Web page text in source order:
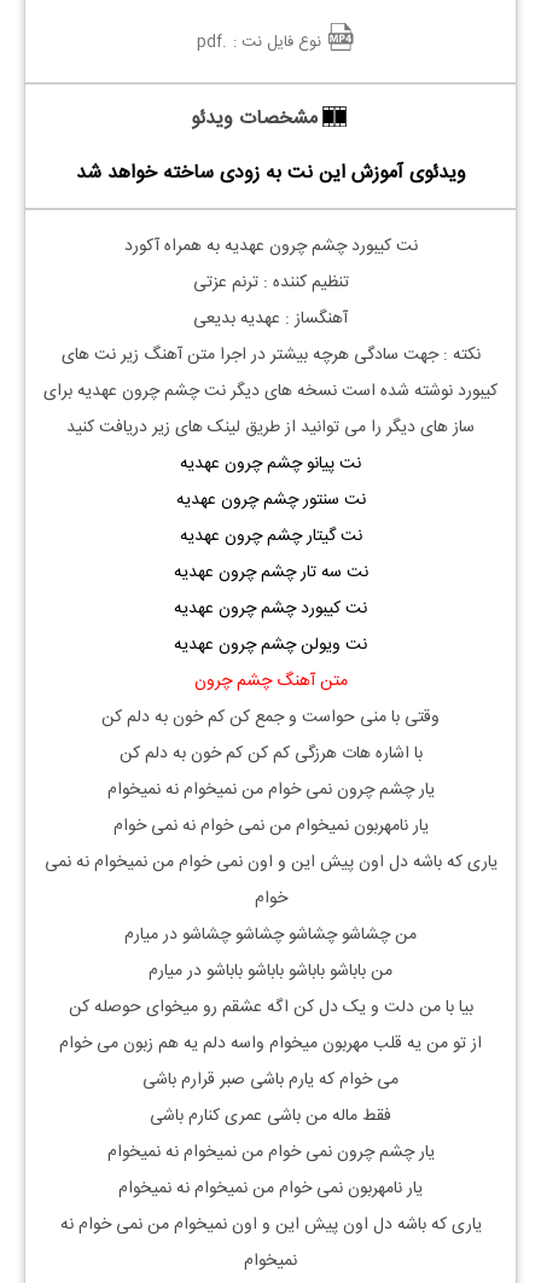
نوع فایل نت : .pdf
مشخصات ویدئو
ویدئوی آموزش این نت به زودی ساخته خواهد شد
نت کیبورد چشم چرون عهدیه به همراه آکورد
تنظیم کننده : ترنم عزتی
آهنگساز : عهدیه بدیعی
نکته : جهت سادگی هرچه بیشتر در اجرا متن آهنگ زیر نت های
کیبورد نوشته شده است نسخه های دیگر نتچشم چرون عهدیهبرای
ساز های دیگر را می توانید از طریق لینک های زیر دریافت کنید
نت پیانو چشم چرون عهدیه
نت سنتور چشم چرون عهدیه
نت گیتار چشم چرون عهدیه
نت سه تار چشم چرون عهدیه
نت کیبورد چشم چرون عهدیه
نت ویولن چشم چرون عهدیه
متن آهنگ چشم چرون
وقتی با منی حواست و جمع کن کم خون به دلم کن
با اشاره هات هرزگی کم کن کم خون به دلم کن
یار چشم چرون نمی خوام من نمیخوام نه نمیخوام
یار نامهربون نمیخوام من نمی خوام نه نمی خوام
یاری که باشه دل اون پیش این و اون نمی خوام من نمیخوام نه نمی
خوام
من چشاشو چشاشو چشاشو چشاشو در میارم
من باباشو باباشو باباشو باباشو در میارم
بیا با من دلت و یک دل کن اگه عشقم رو میخوای حوصله کن
از تو من یه قلب مهربون میخوام واسه دلم یه هم زبون می خوام
می خوام که یارم باشی صبر قرارم باشی
فقط ماله من باشی عمری کنارم باشی
یار چشم چرون نمی خوام من نمیخوام نه نمیخوام
یار نامهربون نمی خوام من نمیخوام نه نمیخوام
یاری که باشه دل اون پیش این و اون نمیخوام من نمی خوام نه
نمیخوام